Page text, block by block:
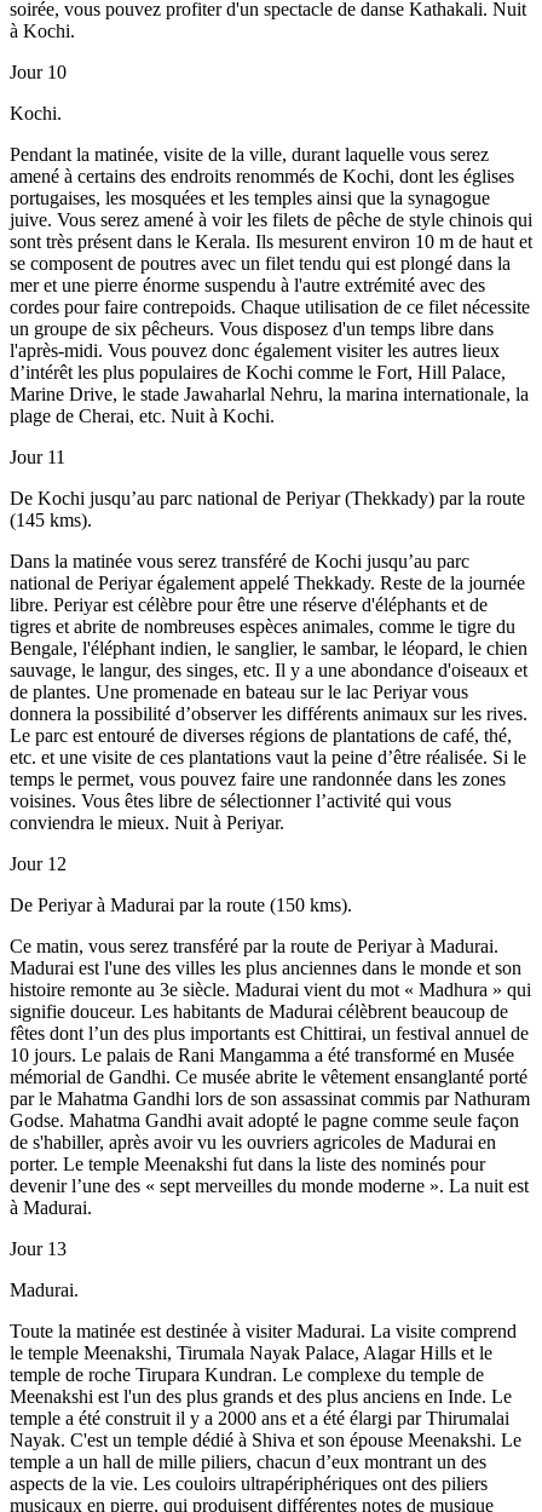
soirée, vous pouvez profiter d'un spectacle de danse Kathakali. Nuit
à Kochi.
Jour 10
Kochi.
Pendant la matinée, visite de la ville, durant laquelle vous serez
amené à certains des endroits renommés de Kochi, dont les églises
portugaises, les mosquées et les temples ainsi que la synagogue
juive. Vous serez amené à voir les filets de pêche de style chinois qui
sont très présent dans le Kerala. Ils mesurent environ 10 m de haut et
se composent de poutres avec un filet tendu qui est plongé dans la
mer et une pierre énorme suspendu à l'autre extrémité avec des
cordes pour faire contrepoids. Chaque utilisation de ce filet nécessite
un groupe de six pêcheurs. Vous disposez d'un temps libre dans
l'après-midi. Vous pouvez donc également visiter les autres lieux
d’intérêt les plus populaires de Kochi comme le Fort, Hill Palace,
Marine Drive, le stade Jawaharlal Nehru, la marina internationale, la
plage de Cherai, etc. Nuit à Kochi.
Jour 11
De Kochi jusqu’au parc national de Periyar (Thekkady) par la route
(145 kms).
Dans la matinée vous serez transféré de Kochi jusqu’au parc
national de Periyar également appelé Thekkady. Reste de la journée
libre. Periyar est célèbre pour être une réserve d'éléphants et de
tigres et abrite de nombreuses espèces animales, comme le tigre du
Bengale, l'éléphant indien, le sanglier, le sambar, le léopard, le chien
sauvage, le langur, des singes, etc. Il y a une abondance d'oiseaux et
de plantes. Une promenade en bateau sur le lac Periyar vous
donnera la possibilité d’observer les différents animaux sur les rives.
Le parc est entouré de diverses régions de plantations de café, thé,
etc. et une visite de ces plantations vaut la peine d’être réalisée. Si le
temps le permet, vous pouvez faire une randonnée dans les zones
voisines. Vous êtes libre de sélectionner l’activité qui vous
conviendra le mieux. Nuit à Periyar.
Jour 12
De Periyar à Madurai par la route (150 kms).
Ce matin, vous serez transféré par la route de Periyar à Madurai.
Madurai est l'une des villes les plus anciennes dans le monde et son
histoire remonte au 3e siècle. Madurai vient du mot « Madhura » qui
signifie douceur. Les habitants de Madurai célèbrent beaucoup de
fêtes dont l’un des plus importants est Chittirai, un festival annuel de
10 jours. Le palais de Rani Mangamma a été transformé en Musée
mémorial de Gandhi. Ce musée abrite le vêtement ensanglanté porté
par le Mahatma Gandhi lors de son assassinat commis par Nathuram
Godse. Mahatma Gandhi avait adopté le pagne comme seule façon
de s'habiller, après avoir vu les ouvriers agricoles de Madurai en
porter. Le temple Meenakshi fut dans la liste des nominés pour
devenir l’une des « sept merveilles du monde moderne ». La nuit est
à Madurai.
Jour 13
Madurai.
Toute la matinée est destinée à visiter Madurai. La visite comprend
le temple Meenakshi, Tirumala Nayak Palace, Alagar Hills et le
temple de roche Tirupara Kundran. Le complexe du temple de
Meenakshi est l'un des plus grands et des plus anciens en Inde. Le
temple a été construit il y a 2000 ans et a été élargi par Thirumalai
Nayak. C'est un temple dédié à Shiva et son épouse Meenakshi. Le
temple a un hall de mille piliers, chacun d’eux montrant un des
aspects de la vie. Les couloirs ultrapériphériques ont des piliers
musicaux en pierre, qui produisent différentes notes de musique